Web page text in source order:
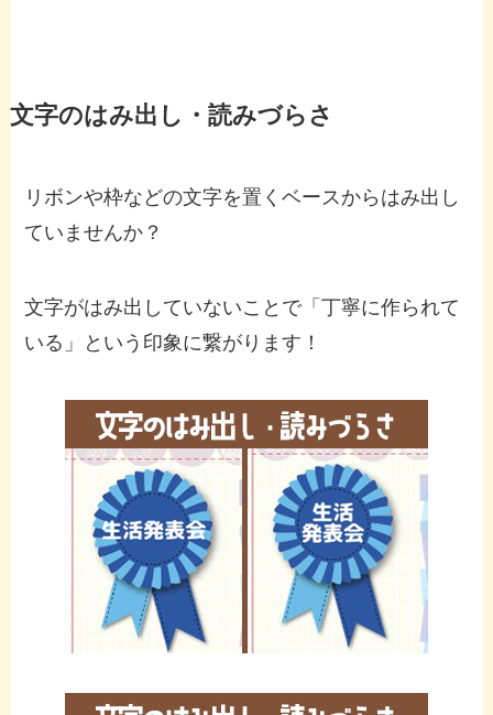
文字のはみ出し・読みづらさ
リボンや枠などの文字を置くベースからはみ出し
ていませんか？
文字がはみ出していないことで「丁寧に作られて
いる」という印象に繋がります！